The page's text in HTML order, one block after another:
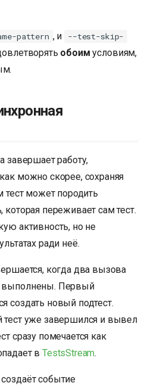
pattern , и
--test-skip-
обоим условиям,
завершает работу,
можно скорее, сохраняя
тест может породить
которая переживает сам тест.
активность, но не
ради неё.
когда два вызова
выполнены. Первый
создать новый подтест.
тест уже завершился и вывел
сразу помечается как
вTestsStream.
создаёт событие